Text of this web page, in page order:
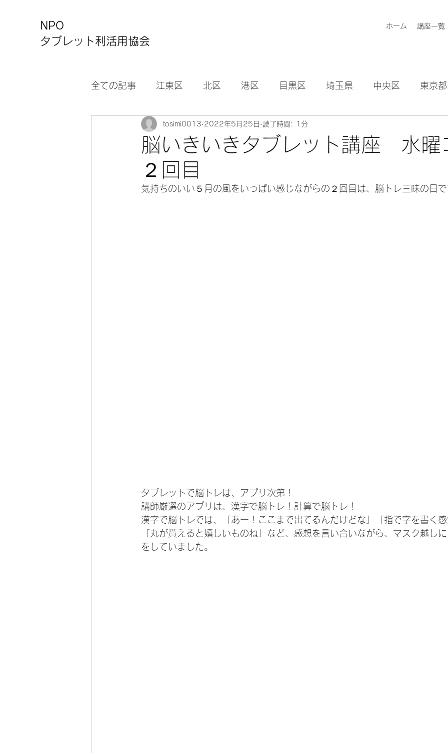
NPO
タブレット利活用協会
ホーム 講座一覧
全ての記事 江東区 北区 港区 目黒区 埼玉県 中央区 東京
カルチャーセンター お知らせ
脳いきいきタブレット講座 水曜
２回目
tosimi0013 2022年5月25日 読了時間: 1分
気持ちのいい５月の風をいっぱい感じながらの２回目は、脳トレ三昧の日で
タブレットで脳トレは、アプリ次第！
講師厳選のアプリは、漢字で脳トレ！計算で脳トレ！
漢字で脳トレでは、「あー！ここまで出てるんだけどな」「指で字を書く感
「丸が貰えると嬉しいものね」など、感想を言い合いながら、マスク越し
をしていました。